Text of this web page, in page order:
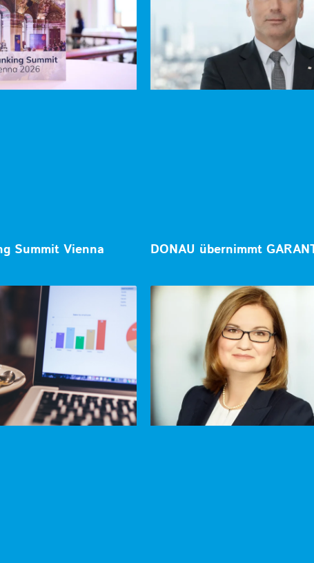
Summit Vienna
DONAU übernimmt